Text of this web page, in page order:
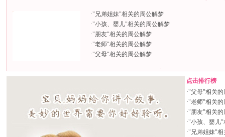
·"兄弟姐妹"相关的周公解梦
·"小孩、婴儿"相关的周公解梦
·"朋友"相关的周公解梦
·"老师"相关的周公解梦
·"父母"相关的周公解梦
点击排行榜
·"父母"相关的
·"老师"相关的
·"朋友"相关的
·"小孩、婴儿"
·"兄弟姐妹"相